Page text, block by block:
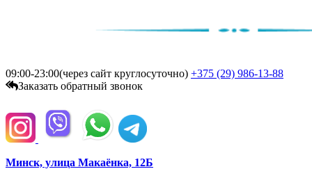
09:00-23:00(через сайт круглосуточно) +375 (29) 986-13-88
Заказать обратный звонок
Минск, улица Макаёнка, 12Б